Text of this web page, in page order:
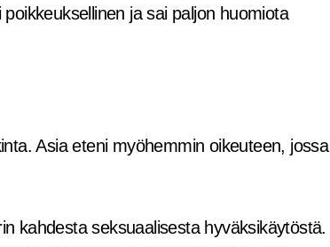
ja sai paljon huomiota
Asia eteni myöhemmin oikeuteen, jossa
kahdesta seksuaalisesta hyväksikäytöstä.